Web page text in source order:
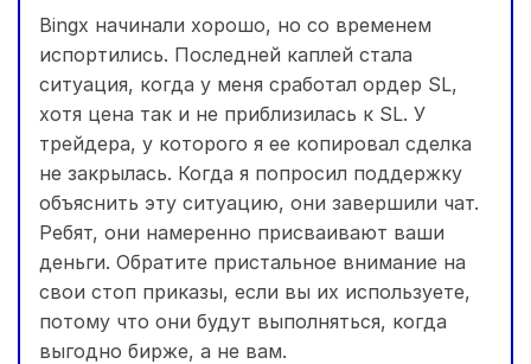
Bingx начинали хорошо, но со временем
испортились. Последней каплей стала
ситуация, когда у меня сработал ордер SL,
хотя цена так и не приблизилась к SL. У
трейдера, у которого я ее копировал сделка
не закрылась. Когда я попросил поддержку
объяснить эту ситуацию, они завершили чат.
Ребят, они намеренно присваивают ваши
деньги. Обратите пристальное внимание на
свои стоп приказы, если вы их используете,
потому что они будут выполняться, когда
выгодно бирже, а не вам.